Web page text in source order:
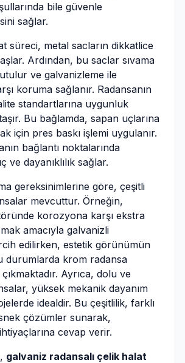
bile güvenle
sağlar.
süreci, metal sacların dikkatlice
Ardından, bu saclar sıvama
ve galvanizleme ile
koruma sağlanır. Radansanın
standartlarına uygunluk
Bu bağlamda, sapan uçlarına
için pres baskı işlemi uygulanır.
bağlantı noktalarında
ve dayanıklılık sağlar.
gereksinimlerine göre, çeşitli
mevcuttur. Örneğin,
korozyona karşı ekstra
amacıyla galvanizli
edilirken, estetik görünümün
durumlarda krom radansa
Ayrıca, dolu ve
yüksek mekanik dayanım
idealdir. Bu çeşitlilik, farklı
çözümler sunarak,
ihtiyaçlarına cevap verir.
galvaniz radansalı çelik halat